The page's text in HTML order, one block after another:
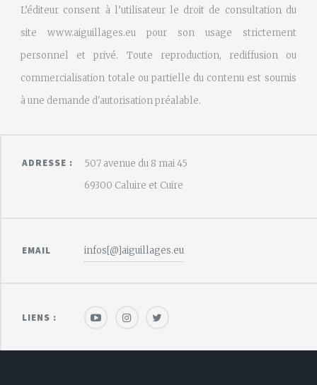
L’éditeur consent à l’utilisateur le droit de consultation du
site www.aiguillages.eu pour son usage strictement
personnel et privé. Toute reproduction, rediffusion ou
commercialisation totale ou partielle du contenu est soumis
à une demande d'autorisation préalable.
ADRESSE :
507 avenue du 8 mai 45
69300 Caluire et Cuire
EMAIL infos[@]aiguillages.eu
LIENS :